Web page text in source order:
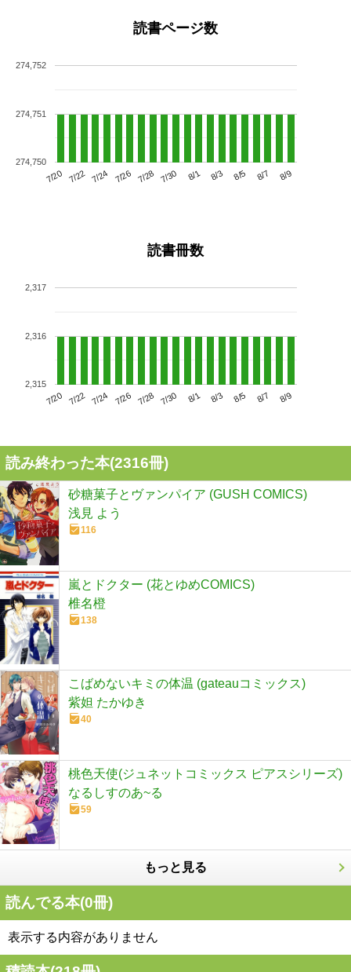
読書ページ数
7/20 7/22 7/24 7/26 7/28 7/30 8/1 8/3 8/5 8/7 8/9
274,750
274,751
274,752
読書冊数
7/20 7/22 7/24 7/26 7/28 7/30 8/1 8/3 8/5 8/7 8/9
2,315
2,316
2,317
読み終わった本(2316冊)
砂糖菓子とヴァンパイア (GUSH COMICS)
浅見 よう
116
嵐とドクター (花とゆめCOMICS)
椎名橙
138
こばめないキミの体温 (gateauコミックス)
紫妲 たかゆき
40
桃色天使(ジュネットコミックス ピアスシリーズ)
なるしすのあ~る
59
もっと見る
読んでる本(0冊)
表示する内容がありません